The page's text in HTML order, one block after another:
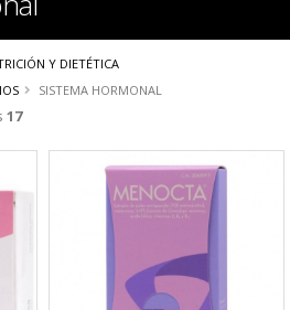
Y DIETÉTICA
SISTEMA HORMONAL
17